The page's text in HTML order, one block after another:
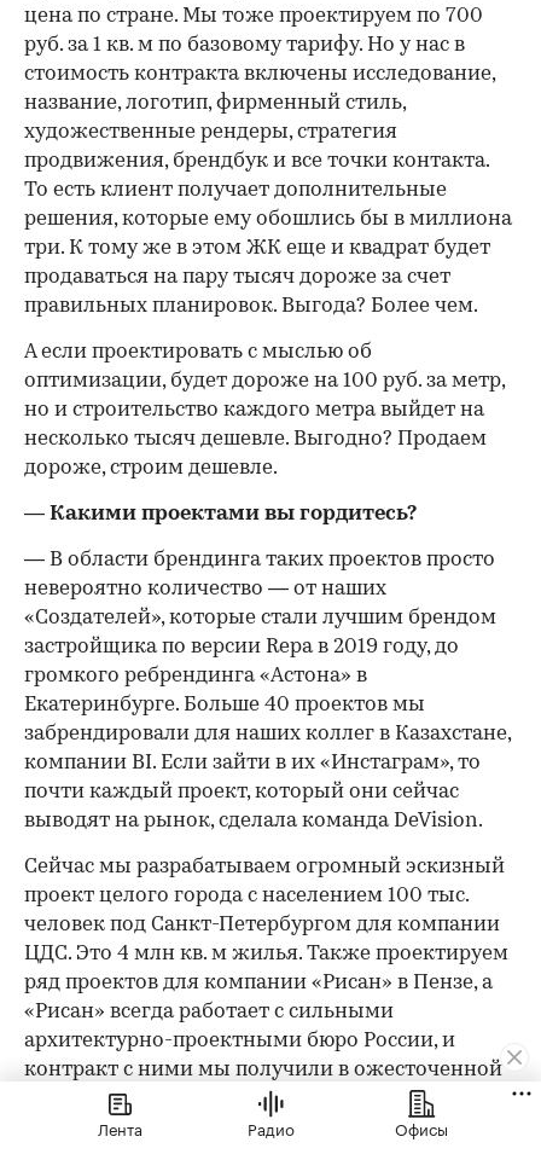
цена по стране. Мы тоже проектируем по 700
руб. за 1 кв. м по базовому тарифу. Но у нас в
стоимость контракта включены исследование,
название, логотип, фирменный стиль,
художественные рендеры, стратегия
продвижения, брендбук и все точки контакта.
То есть клиент получает дополнительные
решения, которые ему обошлись бы в миллиона
три. К тому же в этом ЖК еще и квадрат будет
продаваться на пару тысяч дороже за счет
правильных планировок. Выгода? Более чем.
А если проектировать с мыслью об
оптимизации, будет дороже на 100 руб. за метр,
но и строительство каждого метра выйдет на
несколько тысяч дешевле. Выгодно? Продаем
дороже, строим дешевле.
— Какими проектами вы гордитесь?
— В области брендинга таких проектов просто
невероятно количество — от наших
«Создателей», которые стали лучшим брендом
застройщика по версии Repa в 2019 году, до
громкого ребрендинга «Астона» в
Екатеринбурге. Больше 40 проектов мы
забрендировали для наших коллег в Казахстане,
компании BI. Если зайти в их «Инстаграм», то
почти каждый проект, который они сейчас
выводят на рынок, сделала команда DeVision.
Сейчас мы разрабатываем огромный эскизный
проект целого города с населением 100 тыс.
человек под Санкт-Петербургом для компании
ЦДС. Это 4 млн кв. м жилья. Также проектируем
ряд проектов для компании «Рисан» в Пензе, а
«Рисан» всегда работает с сильными
архитектурно-проектными бюро России, и
контракт с ними мы получили в ожесточенной
конкурентной борьбе. Гордимся
сотрудничеством с СБК в городе Тюмени. Для
Лента Радио Офисы